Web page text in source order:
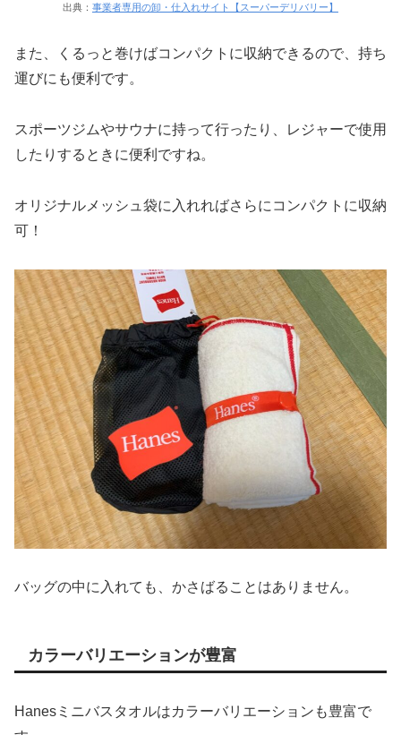
出典： 事業者専用の卸・仕入れサイト【スーパーデリバリー】
また、くるっと巻けばコンパクトに収納できるので、持ち
運びにも便利です。
スポーツジムやサウナに持って行ったり、レジャーで使用
したりするときに便利ですね。
オリジナルメッシュ袋に入れればさらにコンパクトに収納
可！
バッグの中に入れても、かさばることはありません。
カラーバリエーションが豊富
Hanesミニバスタオルはカラーバリエーションも豊富で